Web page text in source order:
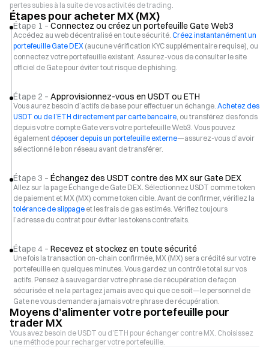
pertes subies à la suite de vos activités de trading.
Étapes pour acheter MX (MX)
Étape 1 – Connectez ou créez un portefeuille Gate Web3
Accédez au web décentralisé en toute sécurité. Créez instantanément un
portefeuille Gate DEX (aucune vérification KYC supplémentaire requise), ou
connectez votre portefeuille existant. Assurez-vous de consulter le site
officiel de Gate pour éviter tout risque de phishing.
Étape 2 – Approvisionnez-vous en USDT ou ETH
Vous aurez besoin d’actifs de base pour effectuer un échange. Achetez des
USDT ou de l’ETH directement par carte bancaire, ou transférez des fonds
depuis votre compte Gate vers votre portefeuille Web3. Vous pouvez
également déposer depuis un portefeuille externe—assurez-vous d’avoir
sélectionné le bon réseau avant de transférer.
Étape 3 – Échangez des USDT contre des MX sur Gate DEX
Allez sur la page Échange de Gate DEX. Sélectionnez USDT comme token
de paiement et MX (MX) comme token cible. Avant de confirmer, vérifiez la
tolérance de slippage et les frais de gas estimés. Vérifiez toujours
l’adresse du contrat pour éviter les tokens contrefaits.
Étape 4 – Recevez et stockez en toute sécurité
Une fois la transaction on-chain confirmée, MX (MX) sera crédité sur votre
portefeuille en quelques minutes. Vous gardez un contrôle total sur vos
actifs. Pensez à sauvegarder votre phrase de récupération de façon
sécurisée et ne la partagez jamais avec qui que ce soit—le personnel de
Gate ne vous demandera jamais votre phrase de récupération.
Moyens d’alimenter votre portefeuille pour
trader MX
Vous avez besoin de USDT ou d’ETH pour échanger contre MX. Choisissez
une méthode pour recharger votre portefeuille.